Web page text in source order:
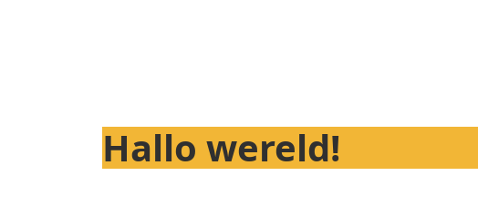
Hallo wereld!